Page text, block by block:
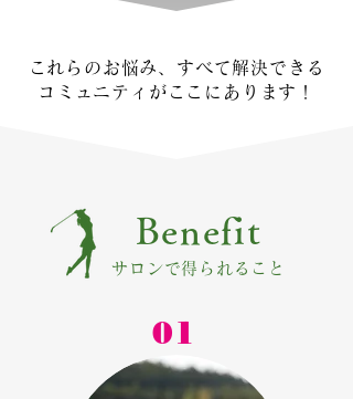
これらのお悩み、すべて解決できる
コミュニティがここにあります！
Benefit
サロンで得られること
01